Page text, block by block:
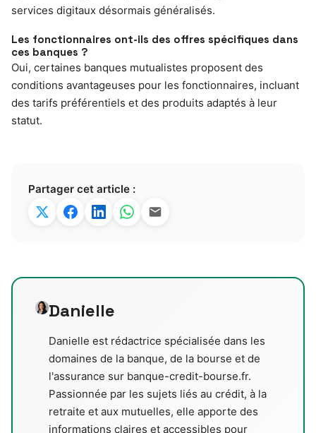
services digitaux désormais généralisés.
Les fonctionnaires ont-ils des offres spécifiques dans
ces banques ?
Oui, certaines banques mutualistes proposent des
conditions avantageuses pour les fonctionnaires, incluant
des tarifs préférentiels et des produits adaptés à leur
statut.
Partager cet article :
Danielle
Danielle est rédactrice spécialisée dans les
domaines de la banque, de la bourse et de
l'assurance sur banque-credit-bourse.fr.
Passionnée par les sujets liés au crédit, à la
retraite et aux mutuelles, elle apporte des
informations claires et accessibles pour